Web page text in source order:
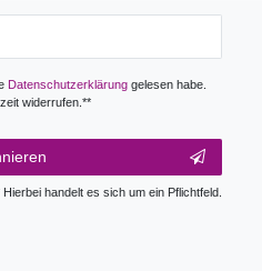
Daten­schutz­erklärunggelesen habe.
widerrufen.**
Hierbei handelt es sich um ein Pflichtfeld.